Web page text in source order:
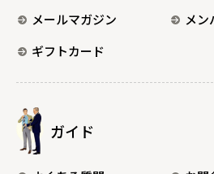
メールマガジン
メン
ギフトカード
ガイド